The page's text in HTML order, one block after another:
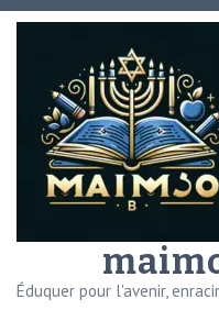
Aller
(Pressez
Entrée)
Éduquer pour l'avenir,